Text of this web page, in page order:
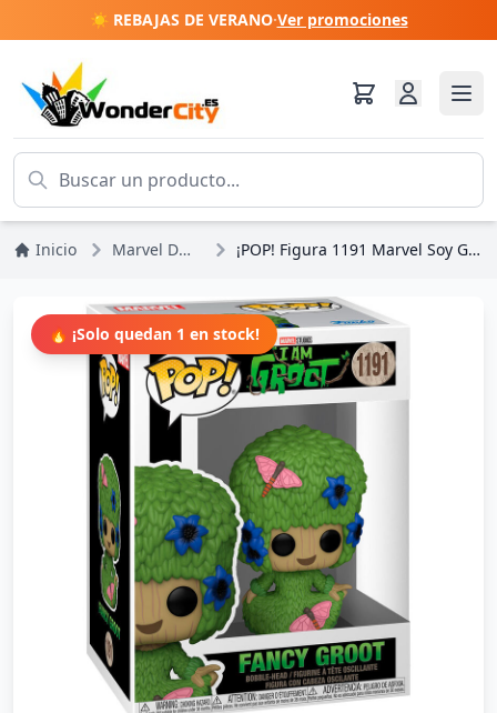
☀️ REBAJAS DE VERANO·Ver promociones
Inicio Marvel DC Comics ¡POP! Figura 1191 Marvel Soy Groot Fancy Groot
🔥 ¡Solo quedan 1 en stock!